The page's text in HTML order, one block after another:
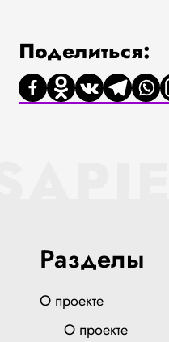
Поделиться:
Разделы
О проекте
О проекте